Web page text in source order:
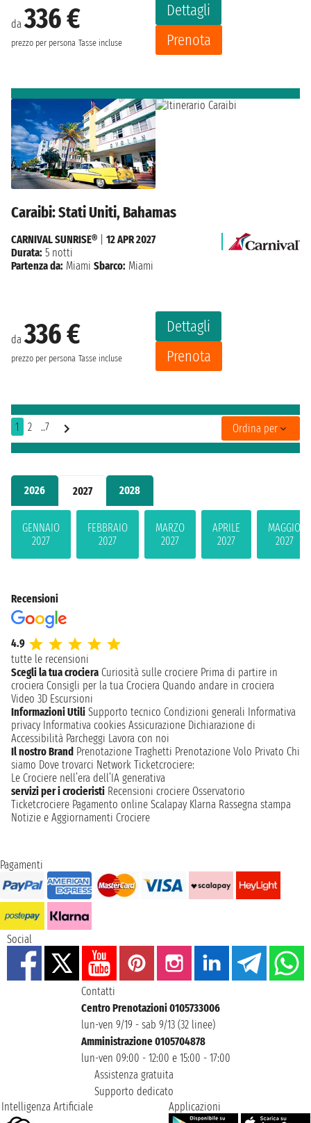
2026 2027 2028
GENNAIO
2027
FEBBRAIO
2027
MARZO
2027
APRILE
2027
MAGGIO
2027
da336 €
prezzo per persona Tasse incluse
Dettagli
Prenota
Caraibi: Stati Uniti, Bahamas
da336 €
prezzo per persona Tasse incluse
Dettagli
Prenota
CARNIVAL SUNRISE®
12 APR 2027
Durata: 5 notti
Partenza da: Miami Sbarco: Miami
1 2 ..7 Ordina per
Recensioni
4.9
tutte le recensioni
Scegli la tua crociera Curiosità sulle crociere Prima di partire in
crociera Consigli per la tua Crociera Quando andare in crociera
Video 3D Escursioni
Informazioni Utili Supporto tecnico Condizioni generali Informativa
privacy Informativa cookies Assicurazione Dichiarazione di
Accessibilità Parcheggi Lavora con noi
Il nostro Brand Prenotazione Traghetti Prenotazione Volo Privato Chi
siamo Dove trovarci Network Ticketcrociere:
Le Crociere nell’era dell’IA generativa
servizi per i crocieristi Recensioni crociere Osservatorio
Ticketcrociere Pagamento online Scalapay Klarna Rassegna stampa
Notizie e Aggiornamenti Crociere
Pagamenti
Social
Contatti
Centro Prenotazioni 0105733006
lun-ven 9/19 - sab 9/13 (32 linee)
Amministrazione 0105704878
lun-ven 09:00 - 12:00 e 15:00 - 17:00
Assistenza gratuita
Supporto dedicato
Intelligenza Artificiale
Applicazioni